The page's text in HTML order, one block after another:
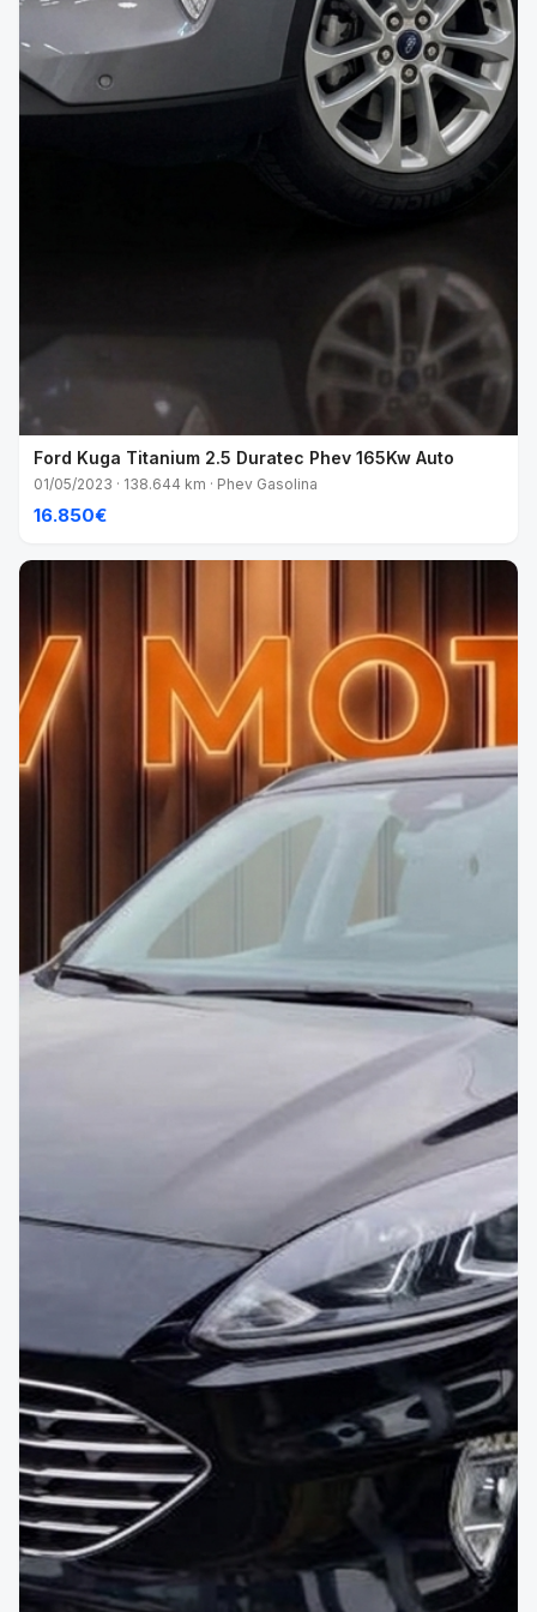
Ford Kuga Titanium 2.5 Duratec Phev 165Kw Auto
01/05/2023 · 138.644 km · Phev Gasolina
16.850€